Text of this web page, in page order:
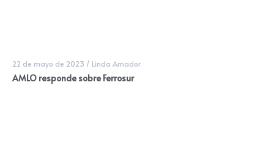
22 de mayo de 2023 / Linda Amador
AMLO responde sobre Ferrosur